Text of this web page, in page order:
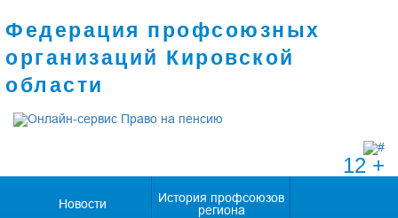
Федерация профсоюзных
организаций Кировской
области
12 +
Новости
История профсоюзов
региона